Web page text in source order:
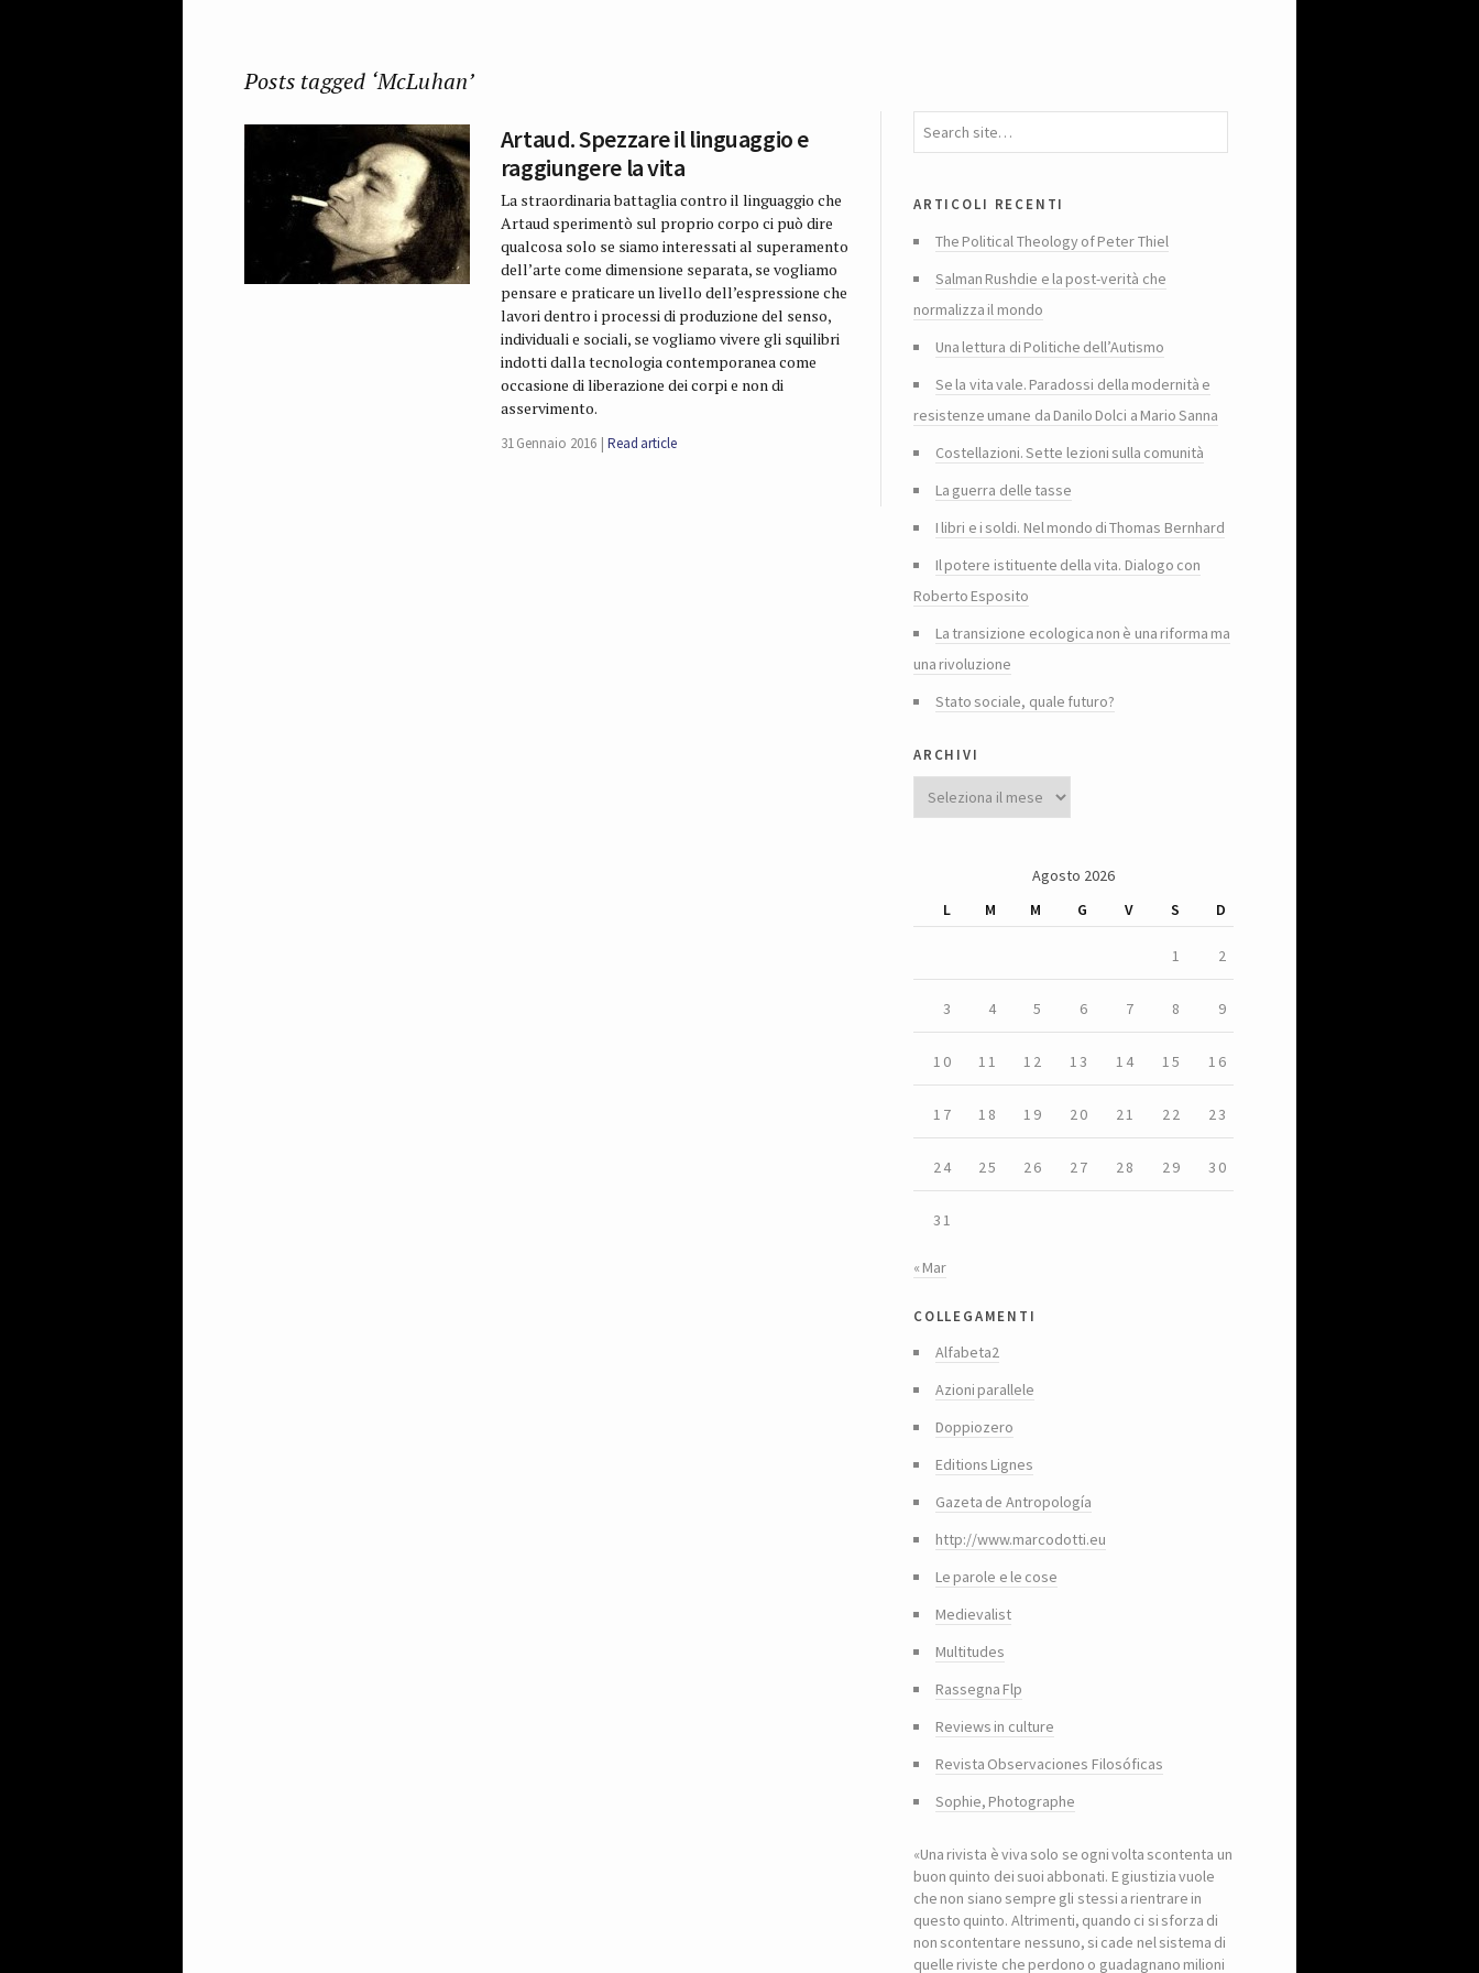
Posts tagged ‘McLuhan’
Artaud. Spezzare il linguaggio e
raggiungere la vita
La straordinaria battaglia contro il linguaggio che
Artaud sperimentò sul proprio corpo ci può dire
qualcosa solo se siamo interessati al superamento
dell’arte come dimensione separata, se vogliamo
pensare e praticare un livello dell’espressione che
lavori dentro i processi di produzione del senso,
individuali e sociali, se vogliamo vivere gli squilibri
indotti dalla tecnologia contemporanea come
occasione di liberazione dei corpi e non di
asservimento.
31 Gennaio 2016 Read article
articoli recenti
The Political Theology of Peter Thiel
Salman Rushdie e la post-verità che
normalizza il mondo
Una lettura di Politiche dell’Autismo
Se la vita vale. Paradossi della modernità e
resistenze umane da Danilo Dolci a Mario Sanna
Costellazioni. Sette lezioni sulla comunità
La guerra delle tasse
I libri e i soldi. Nel mondo di Thomas Bernhard
Il potere istituente della vita. Dialogo con
Roberto Esposito
La transizione ecologica non è una riforma ma
una rivoluzione
Stato sociale, quale futuro?
archivi
Agosto 2026
L
M M G V S D
1 2
3 4 5 6 7 8 9
10 11 12 13 14 15 16
17 18 19 20 21 22 23
24 25 26 27 28 29 30
31
« Mar
collegamenti
Alfabeta2
Azioni parallele
Doppiozero
Editions Lignes
Gazeta de Antropología
http://www.marcodotti.eu
Le parole e le cose
Medievalist
Multitudes
Rassegna Flp
Reviews in culture
Revista Observaciones Filosóficas
Sophie, Photographe
«Una rivista è viva solo se ogni volta scontenta un
buon quinto dei suoi abbonati. E giustizia vuole
che non siano sempre gli stessi a rientrare in
questo quinto. Altrimenti, quando ci si sforza di
non scontentare nessuno, si cade nel sistema di
quelle riviste che perdono o guadagnano milioni